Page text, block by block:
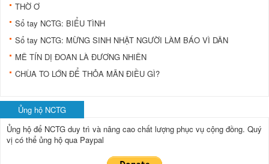
THỜ Ơ
Sổ tay NCTG: BIỂU TÌNH
Sổ tay NCTG: MỪNG SINH NHẬT NGƯỜI LÀM BÁO VÌ DÂN
MÊ TÍN DỊ ĐOAN LÀ ĐƯƠNG NHIÊN
CHÙA TO LỚN ĐỂ THỎA MÃN ĐIỀU GÌ?
Ủng hộ NCTG
Ủng hộ để NCTG duy trì và nâng cao chất lượng phục vụ cộng đồng. Quý
vị có thể ủng hộ qua Paypal